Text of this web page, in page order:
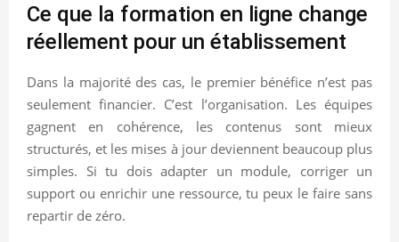
Ce que la formation en ligne change
réellement pour un établissement
Dans la majorité des cas, le premier bénéfice n’est pas
seulement financier. C’est l’organisation. Les équipes
gagnent en cohérence, les contenus sont mieux
structurés, et les mises à jour deviennent beaucoup plus
simples. Si tu dois adapter un module, corriger un
support ou enrichir une ressource, tu peux le faire sans
repartir de zéro.